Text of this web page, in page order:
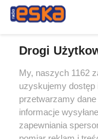
Drogi
My, naszych 1162
uzyskujemy dostęp
przetwarzamy
informacje
zapewniania